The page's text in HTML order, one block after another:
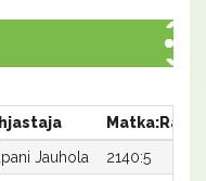
Matka:Rata
Jauhola
2140:5